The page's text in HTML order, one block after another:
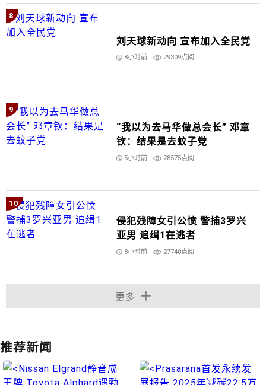
8
刘天球新动向 宣布加入全民党
8小时前 29309点阅
9
“我以为去马华做总会长” 邓章
钦：结果是去蚊子党
5小时前 28575点阅
10
侵犯残障女引公愤 警捕3罗兴
亚男 追缉1在逃者
8小时前 27740点阅
更多
推荐新闻